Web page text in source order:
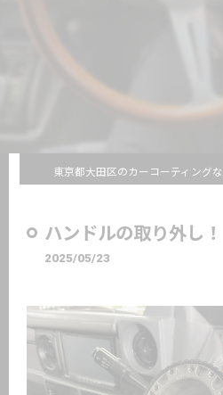
ハンドルの取り外し！
2025/05/23